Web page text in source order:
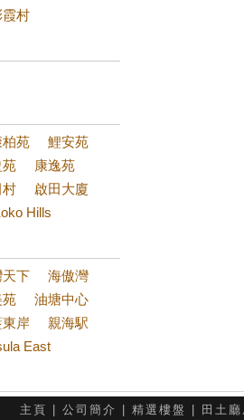
霞村
柏苑
鯉安苑
苑
康逸苑
村
啟田大廈
Hills
下
海傲灣
苑
油塘中心
岸
親海駅
East
主頁 公司簡介 精選樓盤 田土